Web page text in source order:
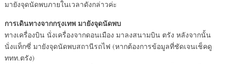
มายังจุดนัดพบภายในเวลาดังกล่าวค่ะ
การเดินทางจากกรุงเทพ มายังจุดนัดพบ
ทางเครื่องบิน นั่งเครื่องจากดอนเมือง มาลงสนามบิน ตรัง หลังจากนั้น
นั่งแท็กซี่ มายังจุดนัดพบสถานีรถไฟ (หากต้องการข้อมูลที่ชัดเจนเช็คดู
ททท.ตรัง)